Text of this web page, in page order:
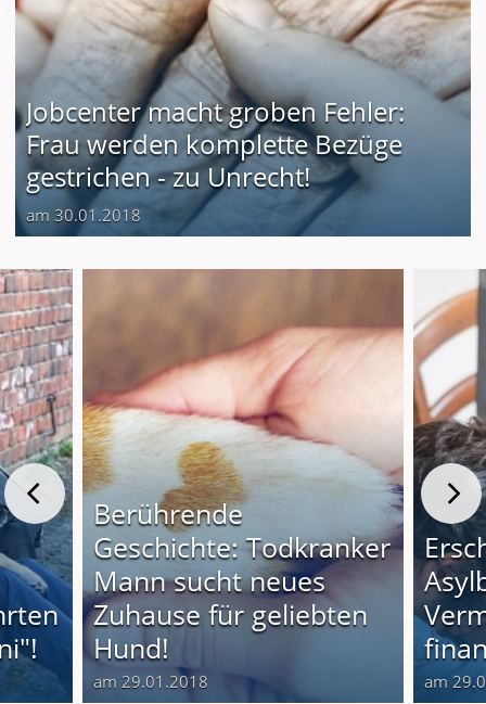
Jobcenter macht groben Fehler:
Frau werden komplette Bezüge
gestrichen - zu Unrecht!
am 30.01.2018
Berührende
Geschichte: Todkranker
Mann sucht neues
Zuhause für geliebten
Hund!
am 29.01.2018 am